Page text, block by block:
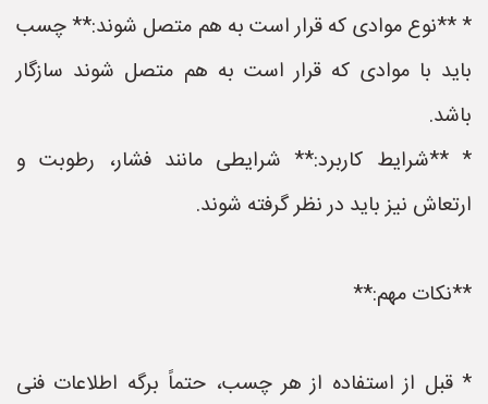
* **نوع موادی که قرار است به هم متصل شوند:** چسب
باید با موادی که قرار است به هم متصل شوند سازگار
باشد.
* **شرایط کاربرد:** شرایطی مانند فشار، رطوبت و
ارتعاش نیز باید در نظر گرفته شوند.
**نکات مهم:**
* قبل از استفاده از هر چسب، حتماً برگه اطلاعات فنی